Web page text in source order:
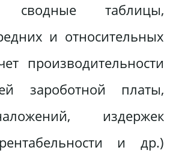
таблицы,
и относительных
производительности
зароботной платы,
издержек
и др.)